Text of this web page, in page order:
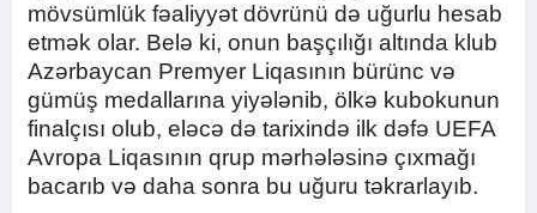
mövsümlük fəaliyyət dövrünü də uğurlu hesab
etmək olar. Belə ki, onun başçılığı altında klub
Azərbaycan Premyer Liqasının bürünc və
gümüş medallarına yiyələnib, ölkə kubokunun
finalçısı olub, eləcə də tarixində ilk dəfə UEFA
Avropa Liqasının qrup mərhələsinə çıxmağı
bacarıb və daha sonra bu uğuru təkrarlayıb.